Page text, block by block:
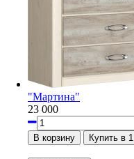
"Мартина"
23 000